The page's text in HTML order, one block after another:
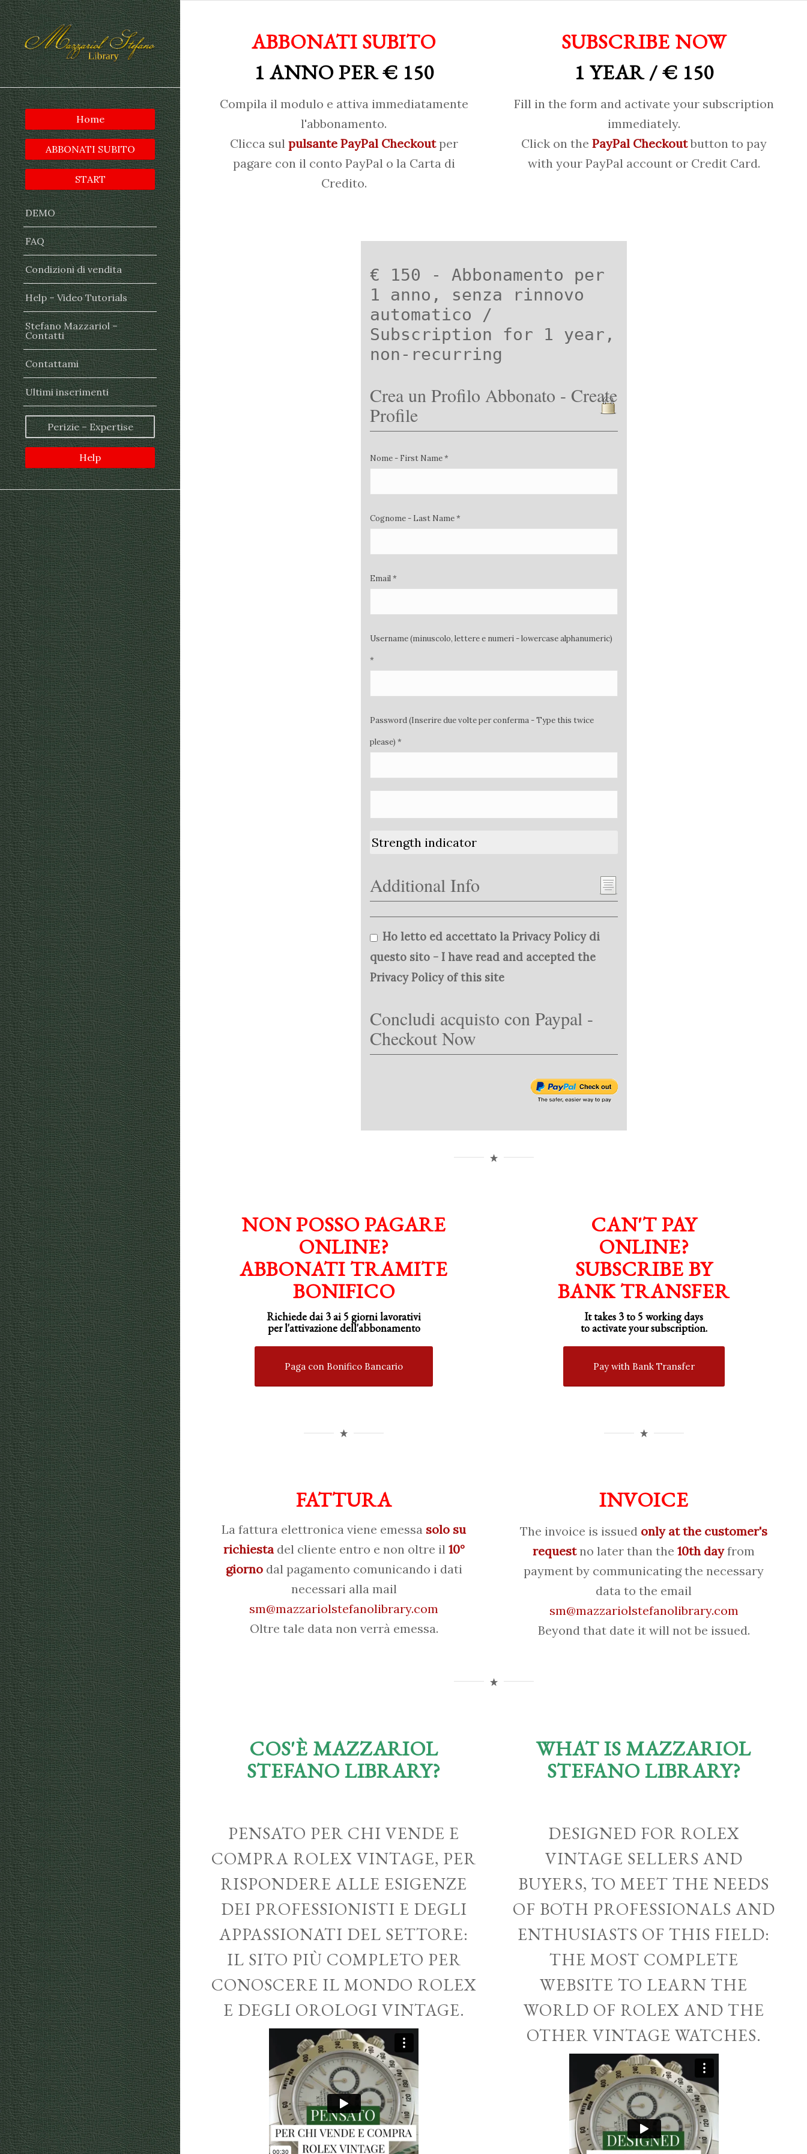
Home
ABBONATI SUBITO
START
DEMO
FAQ
Condizioni di vendita
Help – Video Tutorials
Stefano Mazzariol –
Contatti
Contattami
Ultimi inserimenti
Perizie – Expertise
Help
ABBONATI SUBITO
1 ANNO PER € 150
Compila il modulo e attiva immediatamente
l'abbonamento.
Clicca sul pulsante PayPal Checkoutper
pagare con il conto PayPal o la Carta di
Credito.
SUBSCRIBE NOW
1 YEAR / € 150
Fill in the form and activate your subscription
immediately.
Click on the PayPal Checkoutbutton to pay
with your PayPal account or Credit Card.
€ 150 - Abbonamento per
1 anno, senza rinnovo
automatico /
Subscription for 1 year,
non-recurring
Crea un Profilo Abbonato - Create
Profile
Nome - First Name *
Cognome - Last Name *
Email *
Username (minuscolo, lettere e numeri - lowercase alphanumeric)
*
Password (Inserire due volte per conferma - Type this twice
please) *
Strength indicator
Additional Info
Ho letto ed accettato la Privacy Policy di
questo sito - I have read and accepted the
Privacy Policy of this site
Concludi acquisto con Paypal -
Checkout Now
NON POSSO PAGARE
ONLINE?
ABBONATI TRAMITE
BONIFICO
Richiede dai 3 ai 5 giorni lavorativi
perl'attivazionedell'abbonamento
Paga con Bonifico Bancario
FATTURA
La fattura elettronica viene emessa solo su
richiestadel cliente entro e non oltre il 10°
giornodal pagamento comunicando i dati
necessari alla mail
sm@mazzariolstefanolibrary.com
Oltre tale data non verrà emessa.
CAN'T PAY
ONLINE?
SUBSCRIBE BY
BANK TRANSFER
It takes 3 to 5 working days
to activate your subscription.
Pay with Bank Transfer
INVOICE
The invoice is issued only at the customer's
requestno later than the10th dayfrom
payment by communicating the necessary
data to the email
sm@mazzariolstefanolibrary.com
Beyond that date it will not be issued.
COS'È MAZZARIOL
STEFANO LIBRARY?
WHAT IS MAZZARIOL
STEFANO LIBRARY?
PENSATO PER CHI VENDE E
COMPRA ROLEX VINTAGE, PER
RISPONDERE ALLE ESIGENZE
DEI PROFESSIONISTI E DEGLI
APPASSIONATI DEL SETTORE:
IL SITO PIÙ COMPLETO PER
CONOSCERE IL MONDO ROLEX
E DEGLI OROLOGI VINTAGE.
DESIGNED FOR ROLEX
VINTAGE SELLERS AND
BUYERS, TO MEET THE NEEDS
OF BOTH PROFESSIONALS AND
ENTHUSIASTS OF THIS FIELD:
THE MOST COMPLETE
WEBSITE TO LEARN THE
WORLD OF ROLEX AND THE
OTHER VINTAGE WATCHES.